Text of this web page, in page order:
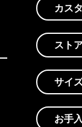
カス
スト
サイ
お手